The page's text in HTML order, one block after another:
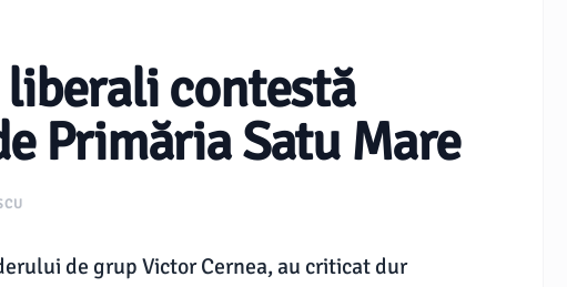
contestă
Primăria Satu Mare
de grup Victor Cernea, au criticat dur